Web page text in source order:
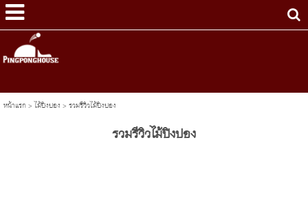
หน้าแรก>ไม้ปิงปอง > รวมรีวิวไม้ปิงปอง
รวมรีวิวไม้ปิงปอง